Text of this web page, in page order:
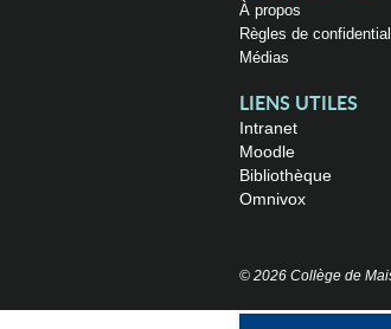
À propos
Règles de
Médias
LIENS UTILES
Intranet
Moodle
Bibliothèque
Omnivox
© 2026 Collège de